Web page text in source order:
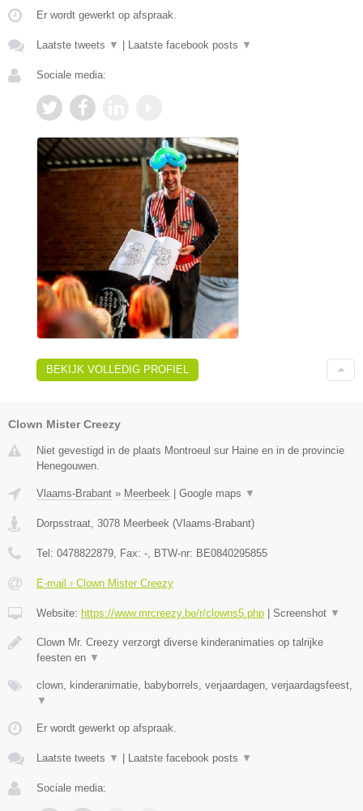
Er wordt gewerkt op afspraak.
Laatste tweets ▼ Laatste facebook posts ▼
Sociale media:
BEKIJK VOLLEDIG PROFIEL
Clown Mister Creezy
Niet gevestigd in de plaats Montroeul sur Haine en in de provincie
Henegouwen.
Vlaams-Brabant » Meerbeek Google maps ▼
Dorpsstraat, 3078 Meerbeek (Vlaams-Brabant)
Tel: 0478822879, Fax: -, BTW-nr: BE0840295855
E-mail › Clown Mister Creezy
Website: https://www.mrcreezy.be/r/clowns5.php Screenshot ▼
Clown Mr. Creezy verzorgt diverse kinderanimaties op talrijke
feesten en ▼
clown, kinderanimatie, babyborrels, verjaardagen, verjaardagsfeest,
▼
Er wordt gewerkt op afspraak.
Laatste tweets ▼ Laatste facebook posts ▼
Sociale media: